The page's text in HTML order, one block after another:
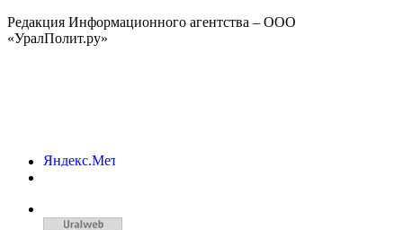
Редакция Информационного агентства – ООО
«УралПолит.ру»